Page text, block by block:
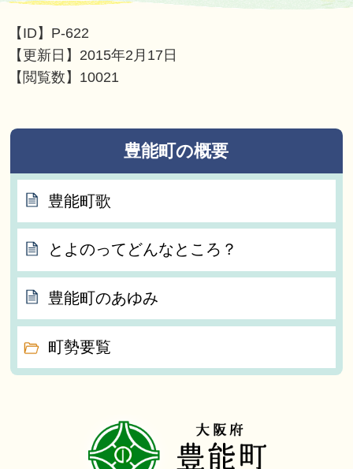
【ID】 P-622
【更新日】 2015年2月17日
【閲覧数】 10021
豊能町の概要
豊能町歌
とよのってどんなところ？
豊能町のあゆみ
町勢要覧